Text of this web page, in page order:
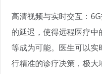
高清视频与实时交互：
的延迟，使得远程医疗
等成为可能。医生可以
行精准的诊疗决策，极大